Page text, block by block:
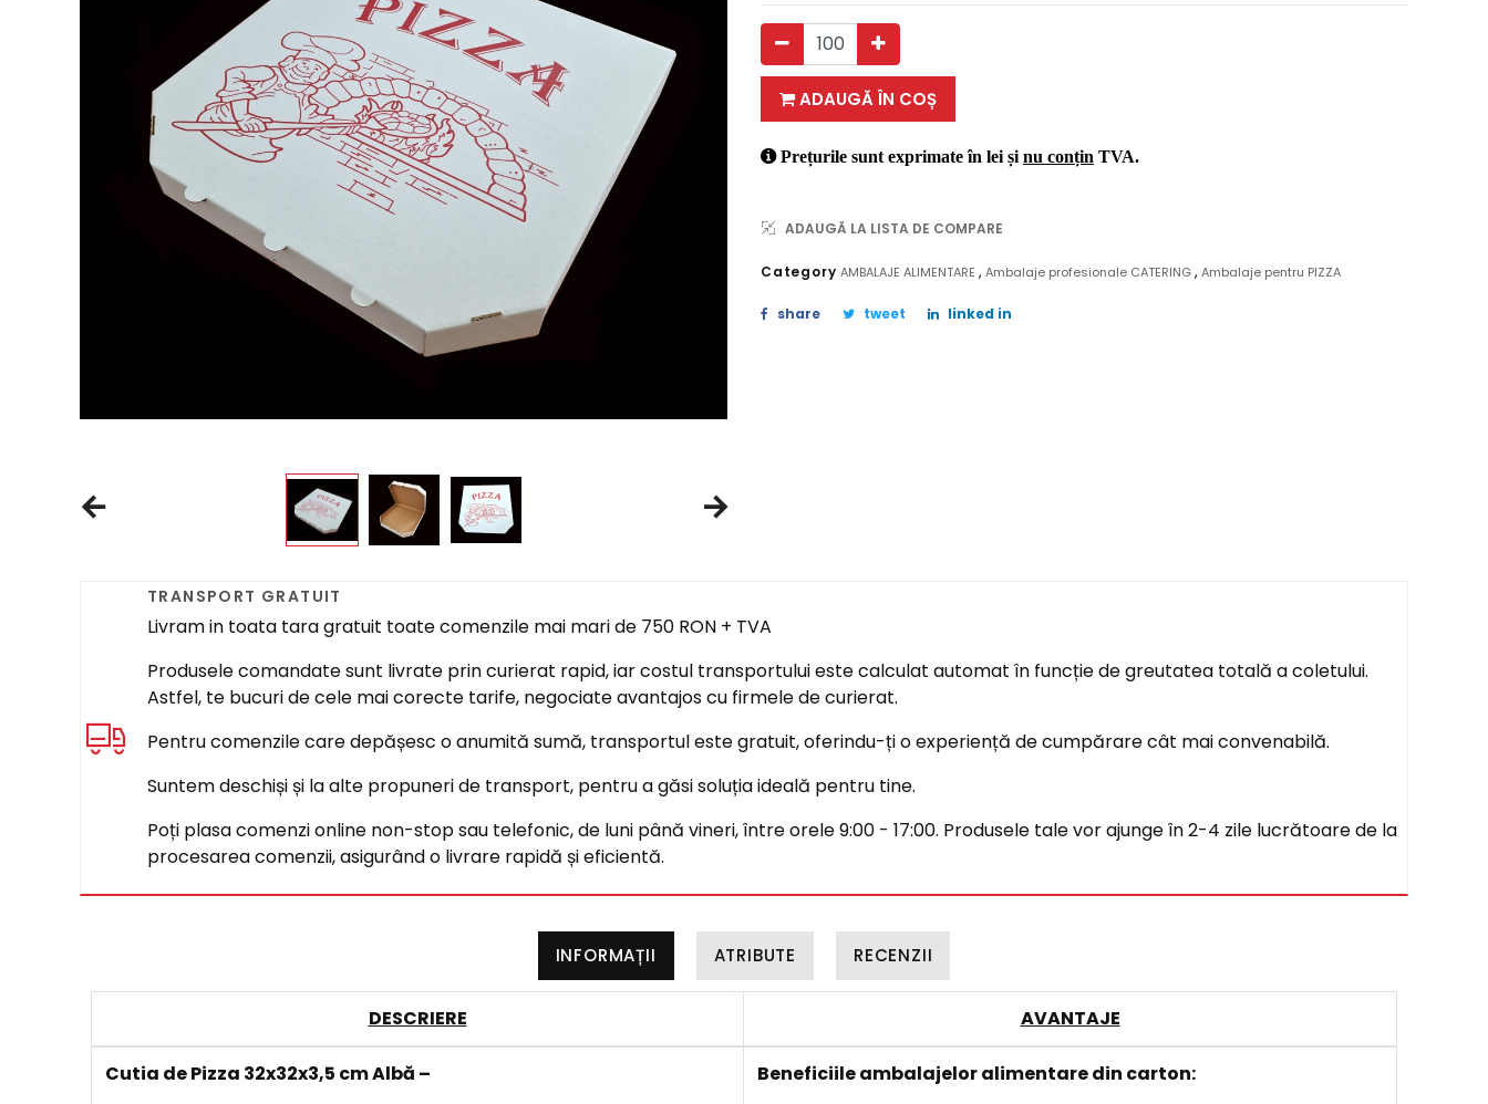
ADAUGĂ ÎN COȘ
Prețurile sunt exprimate în lei și nu conțin TVA.
ADAUGĂ LA LISTA DE COMPARE
CategoryAMBALAJE ALIMENTARE,Ambalaje profesionale CATERING,Ambalaje pentru PIZZA
share tweet linked in
TRANSPORT GRATUIT
Livram in toata tara gratuit toate comenzile mai mari de 750 RON + TVA
Produsele comandate sunt livrate prin curierat rapid, iar costul transportului este calculat automat în funcție de greutatea totală a coletului.
Astfel, te bucuri de cele mai corecte tarife, negociate avantajos cu firmele de curierat.
Pentru comenzile care depășesc o anumită sumă, transportul este gratuit, oferindu-ți o experiență de cumpărare cât mai convenabilă.
Suntem deschiși și la alte propuneri de transport, pentru a găsi soluția ideală pentru tine.
Poți plasa comenzi online non-stop sau telefonic, de luni până vineri, între orele 9:00 - 17:00. Produsele tale vor ajunge în 2-4 zile lucrătoare de la
procesarea comenzii, asigurând o livrare rapidă și eficientă.
INFORMAȚII ATRIBUTE RECENZII
DESCRIERE AVANTAJE
Cutia de Pizza 32x32x3,5 cm Albă –
Beneficiile ambalajelor alimentare din carton: